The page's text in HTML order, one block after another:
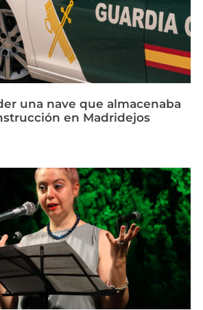
una nave que almacenaba
en Madridejos